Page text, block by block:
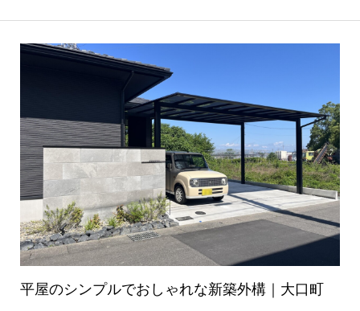
平屋のシンプルでおしゃれな新築外構｜大口町